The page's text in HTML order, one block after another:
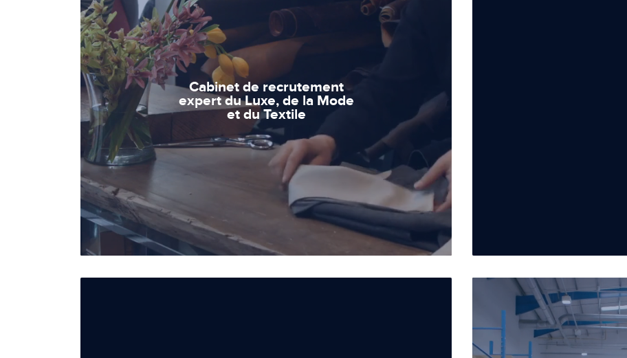
Cabinet de recrutement
expert du Luxe, de la Mode
et du Textile